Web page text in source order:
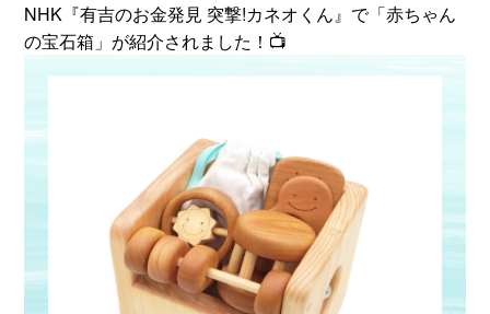
NHK『有吉のお金発見 突撃!カネオくん』で「赤ちゃん
の宝石箱」が紹介されました！📺